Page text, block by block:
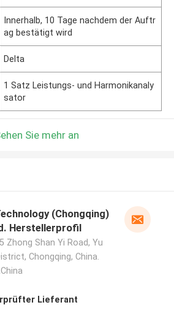
Innerhalb, 10 Tage nachdem der Auftr
ag bestätigt wird
Delta
1 Satz Leistungs- und Harmonikanaly
sator
Sie mehr an
(Chongqing)
Herstellerprofil
Zhong Shan Yi Road, Yu
Chongqing, China.
Lieferant